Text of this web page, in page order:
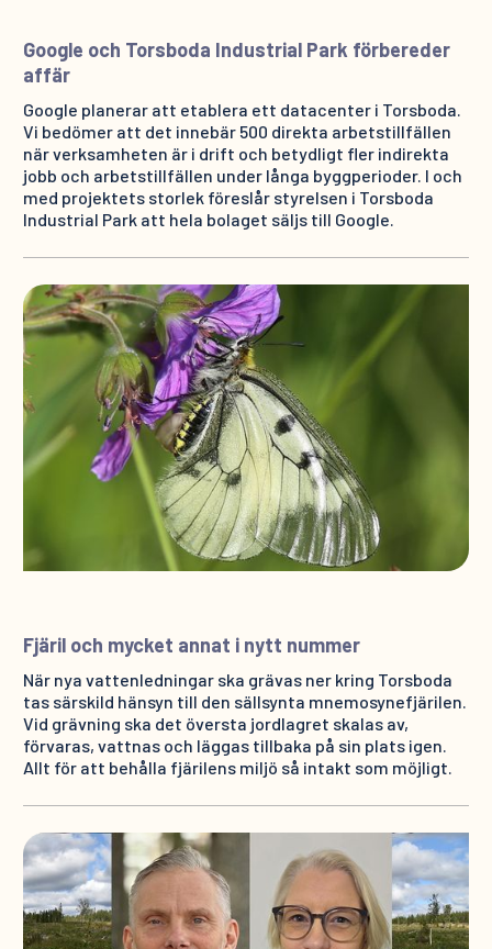
Google och Torsboda Industrial Park förbereder
affär
Google planerar att etablera ett datacenter i Torsboda.
Vi bedömer att det innebär 500 direkta arbetstillfällen
när verksamheten är i drift och betydligt fler indirekta
jobb och arbetstillfällen under långa byggperioder. I och
med projektets storlek föreslår styrelsen i Torsboda
Industrial Park att hela bolaget säljs till Google.
Fjäril och mycket annat i nytt nummer
När nya vattenledningar ska grävas ner kring Torsboda
tas särskild hänsyn till den sällsynta mnemosynefjärilen.
Vid grävning ska det översta jordlagret skalas av,
förvaras, vattnas och läggas tillbaka på sin plats igen.
Allt för att behålla fjärilens miljö så intakt som möjligt.